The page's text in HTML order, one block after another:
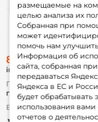
размещаемые на
целью анализа их
Собранная при
может
помочь нам
Информация об
сайта, собранная
передаваться
Яндекса в ЕС и
будет
использования вами
отчетов о
8 (495) 532-77-88
info@foxfishing.ru
По вопросам с заказом
г. Москва, ул.
Ежедневно 10:00 до